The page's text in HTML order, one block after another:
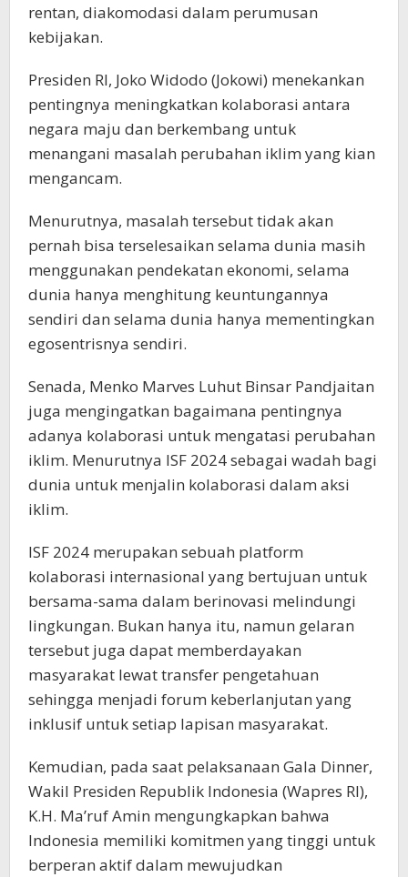
rentan, diakomodasi dalam perumusan
kebijakan.
Presiden RI, Joko Widodo (Jokowi) menekankan
pentingnya meningkatkan kolaborasi antara
negara maju dan berkembang untuk
menangani masalah perubahan iklim yang kian
mengancam.
Menurutnya, masalah tersebut tidak akan
pernah bisa terselesaikan selama dunia masih
menggunakan pendekatan ekonomi, selama
dunia hanya menghitung keuntungannya
sendiri dan selama dunia hanya mementingkan
egosentrisnya sendiri.
Senada, Menko Marves Luhut Binsar Pandjaitan
juga mengingatkan bagaimana pentingnya
adanya kolaborasi untuk mengatasi perubahan
iklim. Menurutnya ISF 2024 sebagai wadah bagi
dunia untuk menjalin kolaborasi dalam aksi
iklim.
ISF 2024 merupakan sebuah platform
kolaborasi internasional yang bertujuan untuk
bersama-sama dalam berinovasi melindungi
lingkungan. Bukan hanya itu, namun gelaran
tersebut juga dapat memberdayakan
masyarakat lewat transfer pengetahuan
sehingga menjadi forum keberlanjutan yang
inklusif untuk setiap lapisan masyarakat.
Kemudian, pada saat pelaksanaan Gala Dinner,
Wakil Presiden Republik Indonesia (Wapres RI),
K.H. Ma’ruf Amin mengungkapkan bahwa
Indonesia memiliki komitmen yang tinggi untuk
berperan aktif dalam mewujudkan